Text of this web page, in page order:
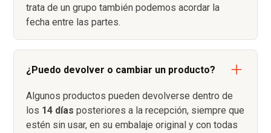
trata de un grupo también podemos acordar la
fecha entre las partes.
¿Puedo devolver o cambiar un producto?
Algunos productos pueden devolverse dentro de
los 14 días posteriores a la recepción, siempre que
estén sin usar, en su embalaje original y con todas